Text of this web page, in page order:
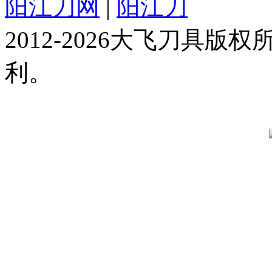
阳江刀网 | 阳江刀
2012-2026大飞刀具版权
利。